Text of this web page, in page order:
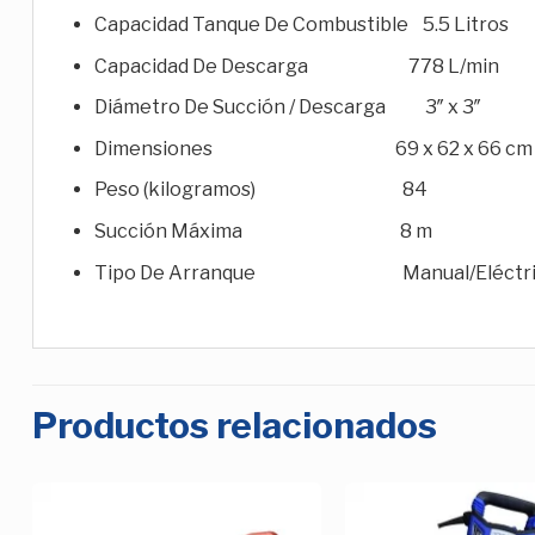
Capacidad Tanque De Combustible 5.5 Litros
Capacidad De Descarga 778 L/min
Diámetro De Succión / Descarga 3″ x 3″
Dimensiones 69 x 62 x 66 cm
Peso (kilogramos) 84
Succión Máxima 8 m
Tipo De Arranque Manual/
Productos relacionados